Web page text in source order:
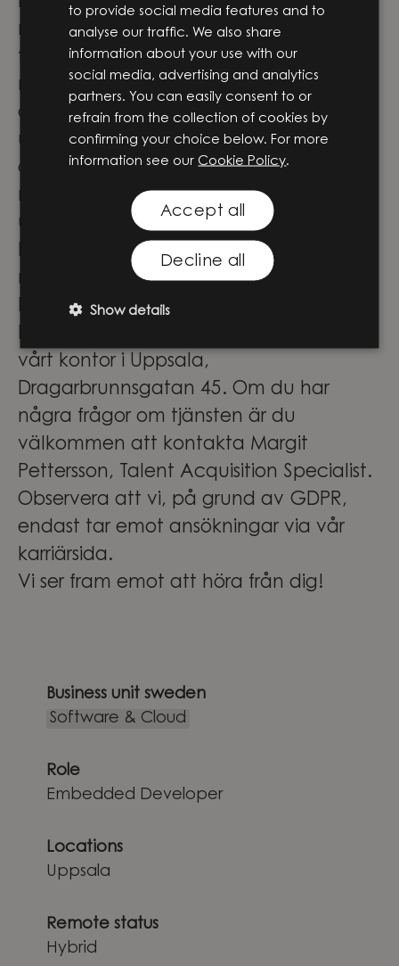
möjligheter att vara med och forma
framtidens lösningar genom
meningsfulla projekt i teknikens
absoluta framkant. Här får du inte bara
utvecklas och växa i din roll – du blir
också en del av ett team där
nyfikenhet, samarbete och modet att
utmana driver oss framåt.
Låter det som platsen för dig? Häng
med på vår fortsatta resa!
Praktisk information
Detta är en anställning placerad på
vårt kontor i Uppsala,
Dragarbrunnsgatan 45. Om du har
några frågor om tjänsten är du
välkommen att kontakta Margit
Pettersson, Talent Acquisition Specialist.
Observera att vi, på grund av GDPR,
endast tar emot ansökningar via vår
karriärsida.
Vi ser fram emot att höra från dig!
Business unit sweden
Software & Cloud
Role
Embedded Developer
Locations
Uppsala
Remote status
Hybrid
to provide social media features and to
analyse our traffic. We also share
information about your use with our
social media, advertising and analytics
partners. You can easily consent to or
refrain from the collection of cookies by
confirming your choice below. For more
information see our Cookie Policy.
Accept all
Decline all
Show details